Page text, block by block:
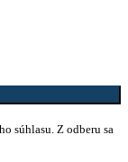
súhlasu. Z odberu sa